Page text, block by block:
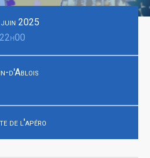
juin 2025
d'Ablois
de l'apéro